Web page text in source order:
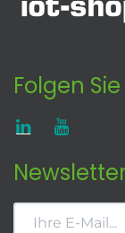
Folgen